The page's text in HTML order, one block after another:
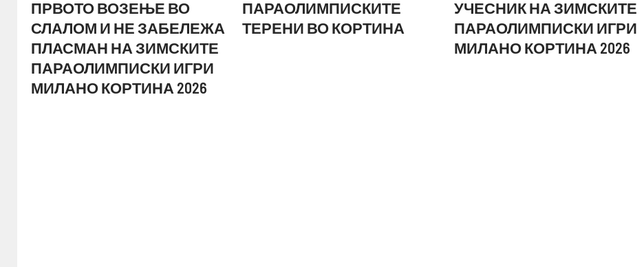
ПРВОТО ВОЗЕЊЕ ВО
СЛАЛОМ И НЕ ЗАБЕЛЕЖА
ПЛАСМАН НА ЗИМСКИТЕ
ПАРАОЛИМПИСКИ ИГРИ
МИЛАНО КОРТИНА 2026
ПАРАОЛИМПИСКИТЕ
ТЕРЕНИ ВО КОРТИНА
УЧЕСНИК НА ЗИМСКИТЕ
ПАРАОЛИМПИСКИ ИГРИ
МИЛАНО КОРТИНА 2026